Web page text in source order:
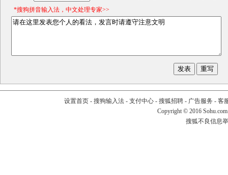
*搜狗拼音输入法，中文处理专家>>
设置首页- 搜狗输入法- 支付中心- 搜狐招聘- 广告服务 - 客
Copyright © 2016
搜狐不良信息